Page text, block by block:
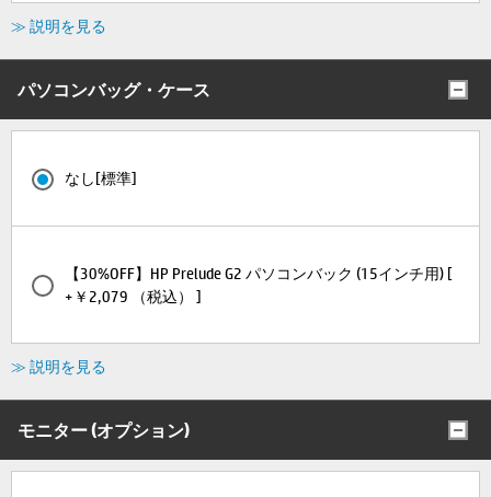
≫ 説明を見る
パソコンバッグ・ケース
なし[標準]
【30%OFF】HP Prelude G2 パソコンバック (15インチ用) [
+￥2,079 （税込） ]
≫ 説明を見る
モニター (オプション)